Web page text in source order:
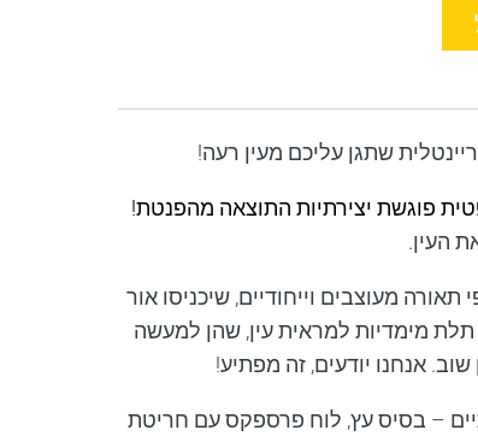
שתגן עליכם מעין רעה!
פוגשת יצירתיות התוצאה מהפנטת!
העין.
תאורה מעוצבים וייחודיים, שיכניסו אור
תלת מימדיות למראית עין, שהן למעשה
אנחנו יודעים, זה מפתיע!
– בסיס עץ, לוח פרספקס עם חריטת